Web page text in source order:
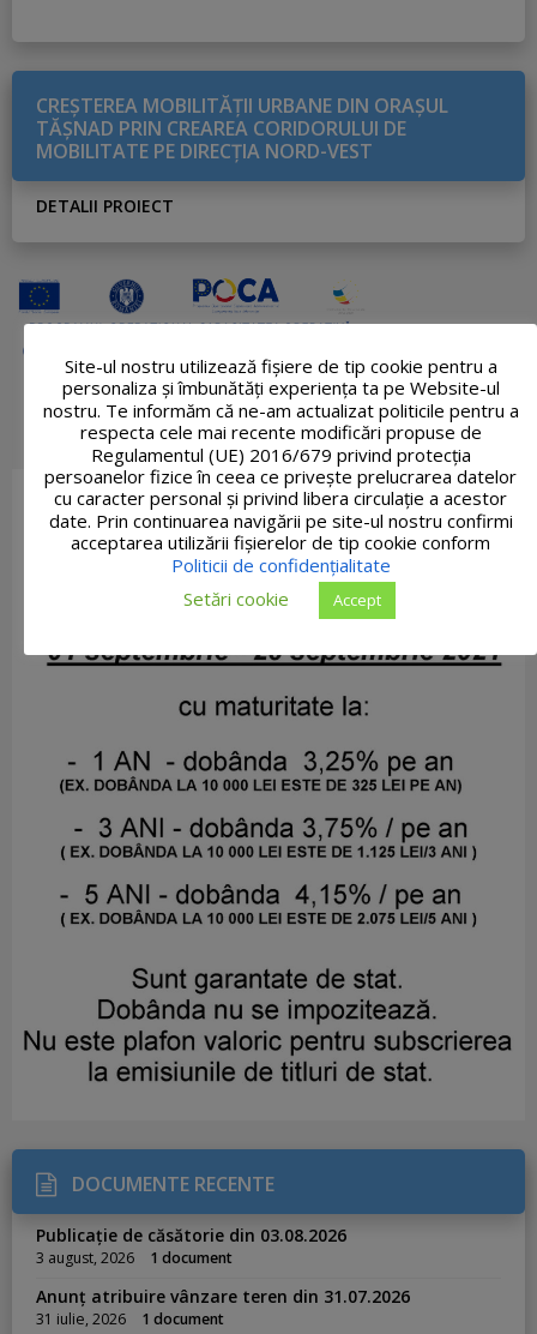
CREŞTEREA MOBILITĂŢII URBANE DIN ORAŞUL
TĂŞNAD PRIN CREAREA CORIDORULUI DE
MOBILITATE PE DIRECŢIA NORD-VEST
DETALII PROIECT
DOCUMENTE RECENTE
Publicație de căsătorie din 03.08.2026
3 august, 2026 1 document
Anunț atribuire vânzare teren din 31.07.2026
31 iulie, 2026 1 document
Site-ul nostru utilizează fişiere de tip cookie pentru a
personaliza și îmbunătăți experiența ta pe Website-ul
nostru. Te informăm că ne-am actualizat politicile pentru a
respecta cele mai recente modificări propuse de
Regulamentul (UE) 2016/679 privind protecția
persoanelor fizice în ceea ce privește prelucrarea datelor
cu caracter personal și privind libera circulație a acestor
date. Prin continuarea navigării pe site-ul nostru confirmi
acceptarea utilizării fişierelor de tip cookie conform
Politicii de confidențialitate
Setări cookie
Accept